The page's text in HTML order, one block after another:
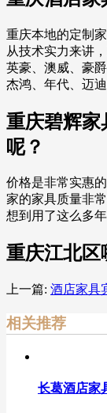
重庆本地的定制
从技术实力来讲
英豪、澳威、豪
杰鸿、年代、迈
重庆碧辉家
呢？
价格是非常实惠
家的家具质量非
想到用了这么多
重庆江北区
上一篇: 酒店家具
相关推荐
长葛酒店家